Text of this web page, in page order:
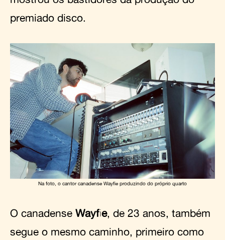
premiado disco.
Na foto, o cantor canadense Wayfie produzindo do próprio quarto
O canadense Wayfie, de 23 anos, também
segue o mesmo caminho, primeiro como